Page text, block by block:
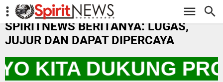
-->
SPIRITNEWS BERITANYA: LUGAS,
JUJUR DAN DAPAT DIPERCAYA
KITA DUKUNG